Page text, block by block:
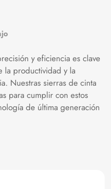
y eficiencia es clave
la productividad y la
Nuestras sierras de cinta
para cumplir con estos
de última generación